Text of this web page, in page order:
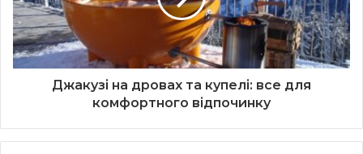
Джакузі на дровах та купелі: все для
комфортного відпочинку